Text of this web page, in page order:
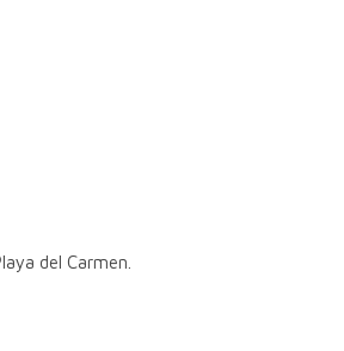
del Carmen.